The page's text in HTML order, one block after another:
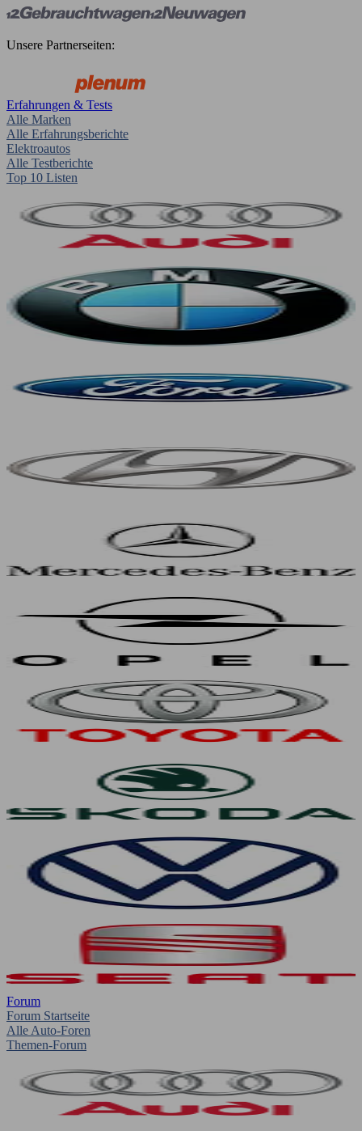
Unsere Partnerseiten:
Erfahrungen & Tests
Alle Marken
Alle Erfahrungsberichte
Elektroautos
Alle Testberichte
Top 10 Listen
Forum
Forum Startseite
Alle Auto-Foren
Themen-Forum